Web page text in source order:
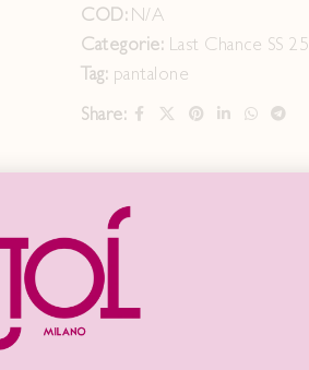
COD: N/A
Categorie: Last Chance SS 25
Tag: pantalone
Share:
INFORMAZIONI AGGIUNTIVE